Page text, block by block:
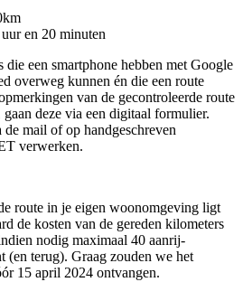
en 20 minuten
een smartphone hebben met Google
overweg kunnen én die een route
van de gecontroleerde route
deze via een digitaal formulier.
mail of op handgeschreven
verwerken.
route in je eigen woonomgeving ligt
de kosten van de gereden kilometers
nodig maximaal 40 aanrij-
(en terug). Graag zouden we het
15 april 2024 ontvangen.